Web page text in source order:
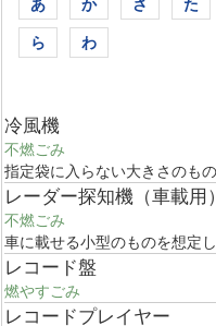
あ か さ た
ら わ
冷風機
不燃ごみ
指定袋に入らない大きさのも
レーダー探知機（車載用）
不燃ごみ
車に載せる小型のものを想定し
レコード盤
燃やすごみ
レコードプレイヤー